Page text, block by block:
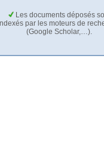
Les documents déposés
par les moteurs de
(Google Scholar,…).